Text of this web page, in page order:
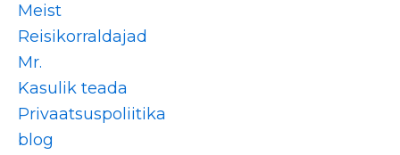
Meist
Reisikorraldajad
Mr.
Kasulik teada
Privaatsuspoliitika
blog